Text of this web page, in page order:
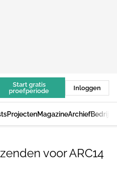
Start gratis
proefperiode
Inloggen
ProjectenMagazineArchief
voor ARC14